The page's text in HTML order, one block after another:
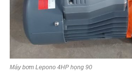
Máy bơm Lepono 4HP họng 90